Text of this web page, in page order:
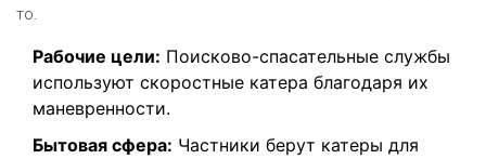
то.
Рабочие цели: Поисково-спасательные службы
используют скоростные катера благодаря их
маневренности.
Бытовая сфера: Частники берут катеры для